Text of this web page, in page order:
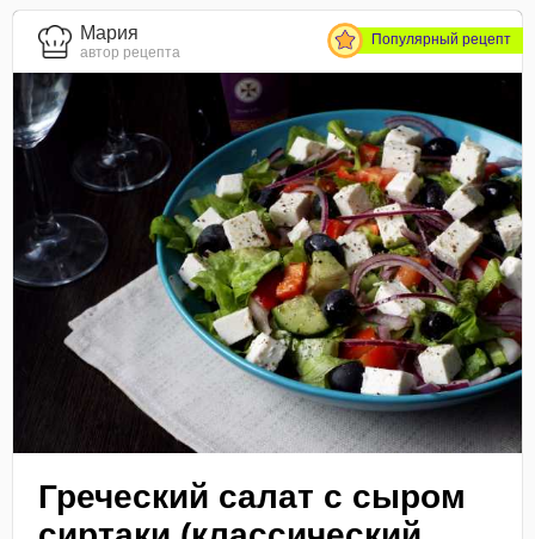
Мария
автор рецепта
Популярный рецепт
Греческий салат с сыром